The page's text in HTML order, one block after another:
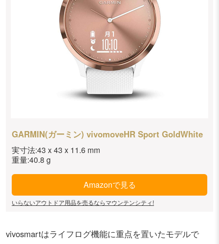
GARMIN(ガーミン) vivomoveHR Sport GoldWhite
実寸法:43 x 43 x 11.6 mm
重量:40.8 g
Amazonで見る
いらないアウトドア用品を売るならマウンテンシティ!
vivosmartはライフログ機能に重点を置いたモデルで